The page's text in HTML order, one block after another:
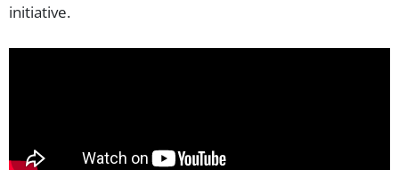
initiative.